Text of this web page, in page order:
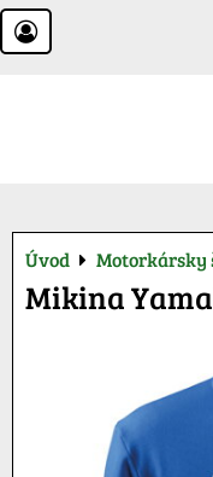
Úvod Motorkársky
Mikina